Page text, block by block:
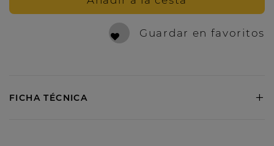
Guardar en favoritos
FICHA TÉCNICA +